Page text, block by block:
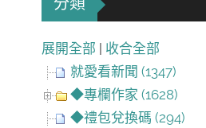
展開全部 | 收合全部
就愛看新聞 (1347)
◆專欄作家 (1628)
◆禮包兌換碼 (294)